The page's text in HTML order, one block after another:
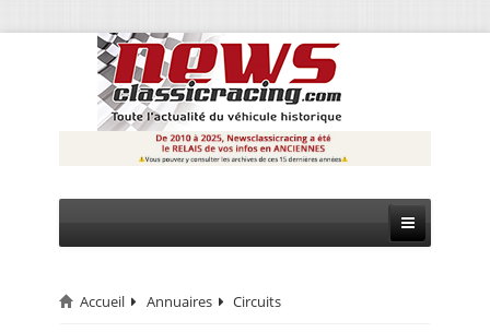
CIRCUIT
Accueil Annuaires Circuits